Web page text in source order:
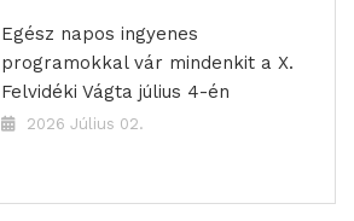
Egész napos ingyenes
programokkal vár mindenkit a X.
Felvidéki Vágta július 4-én
2026 Július 02.